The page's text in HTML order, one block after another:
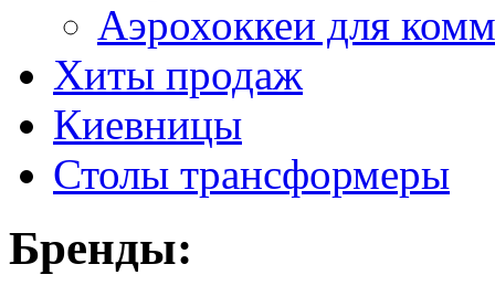
Аэрохоккеи для
Хиты продаж
Киевницы
Столы трансформеры
Бренды: